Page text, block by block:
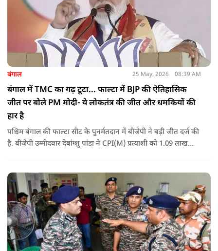
बंगाल 25 May, 2026 08:39 AM
बंगाल में TMC का गढ़ टूटा... फाल्टा में BJP की ऐतिहासिक
जीत पर बोले PM मोदी- ये लोकतंत्र की जीत और धमकियों की
हार है
पश्चिम बंगाल की फाल्टा सीट के पुनर्मतदान में बीजेपी ने बड़ी जीत दर्ज की
है. बीजेपी उम्मीदवार देबांग्शु पांडा ने CPI(M) प्रत्याशी को 1.09 लाख